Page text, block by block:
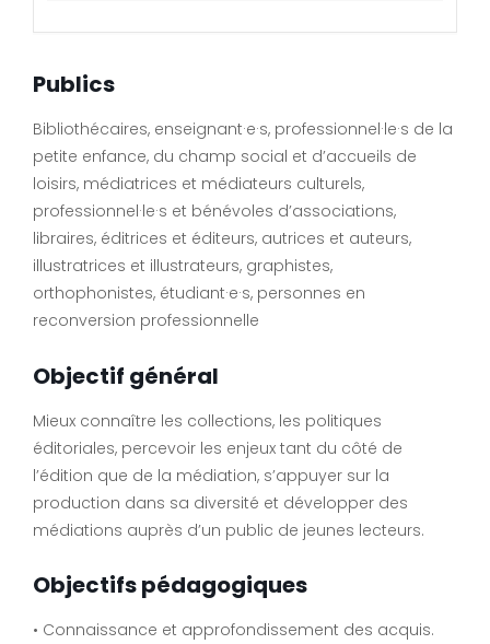
Publics
Bibliothécaires, enseignant·e·s, professionnel·le·s de la
petite enfance, du champ social et d’accueils de
loisirs, médiatrices et médiateurs culturels,
professionnel·le·s et bénévoles d’associations,
libraires, éditrices et éditeurs, autrices et auteurs,
illustratrices et illustrateurs, graphistes,
orthophonistes, étudiant·e·s, personnes en
reconversion professionnelle
Objectif général
Mieux connaître les collections, les politiques
éditoriales, percevoir les enjeux tant du côté de
l’édition que de la médiation, s’appuyer sur la
production dans sa diversité et développer des
médiations auprès d’un public de jeunes lecteurs.
Objectifs pédagogiques
• Connaissance et approfondissement des acquis.